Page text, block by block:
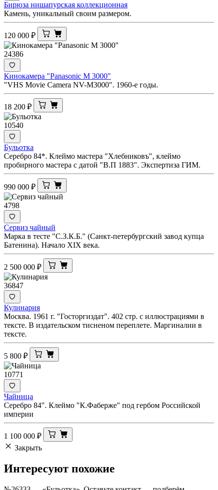
Бирюза нишапурская коллекционная
Камень, уникальный своим размером.
120 000 ₽
24386
Кинокамера "Panasonic M 3000"
"VHS Movie Camera NV-M3000". 1960-е годы.
18 200 ₽
10540
Бульотка
Серебро 84*. Клеймо мастера "Хлебниковъ", клеймо
пробирного мастера с датой "В.П 1883". Экспертиза ГИМ.
990 000 ₽
4798
Сервиз чайный
Марка в тесте "С.З.К.Б." (Санкт-петербургский завод купца
Батенина). Начало XIX века.
2 500 000 ₽
36847
Кулинария
Москва. 1961 г. "Госторгиздат". 402 стр. с иллюстрациями в
тексте. В издательском тисненом переплете. Маргиналии в
тексте.
5 800 ₽
10771
Чайница
Серебро 84". Клеймо "К.Фаберже" под гербом Российской
империи
1 100 000 ₽
Закрыть
Интересуют похожие